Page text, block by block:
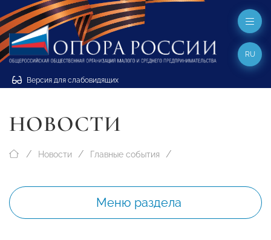
Версия для слабовидящих
RU
НОВОСТИ
Новости Главные события
Меню раздела